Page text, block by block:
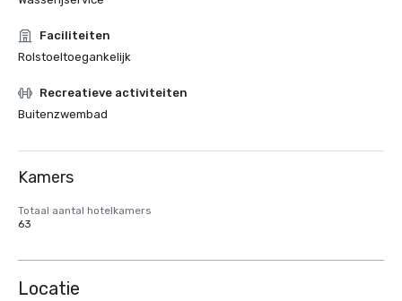
Faciliteiten
Rolstoeltoegankelijk
Recreatieve activiteiten
Buitenzwembad
Kamers
Totaal aantal hotelkamers
63
Locatie